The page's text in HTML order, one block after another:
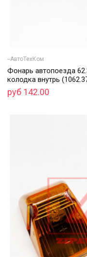
--АвтоТехКом
Фонарь автопоезда
колодка внутрь
руб 142.00